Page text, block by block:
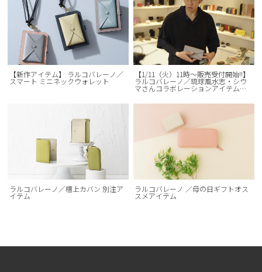
【新作アイテム】 ラルコバレーノ／
スマート ミニネックウォレット
【1/11（火）11時〜販売受付開始!!】
ラルコバレーノ／琉球風水志・シウ
マさんコラボレーションアイテム第4
弾!!
ラルコバレーノ／檀上カバン 別注ア
イテム
ラルコバレーノ ／母の日ギフトオス
スメアイテム